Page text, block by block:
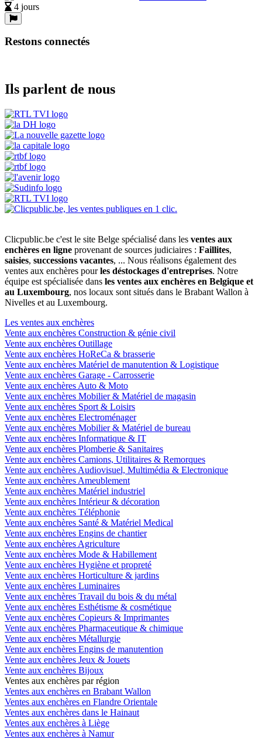
4 jours
Restons connectés
Ils parlent de nous
Clicpublic.be c'est le site Belge spécialisé dans les ventes aux
enchères en ligne provenant de sources judiciaires : Faillites,
saisies, successions vacantes, ... Nous réalisons également des
ventes aux enchères pourles déstockages d'entreprises. Notre
équipe est spécialisée dans les ventes aux enchères en Belgique et
au Luxembourg, nos locaux sont situés dans le Brabant Wallon à
Nivelles et au Luxembourg.
Les ventes aux enchères
Vente aux enchères Construction & génie civil
Vente aux enchères Outillage
Vente aux enchères HoReCa & brasserie
Vente aux enchères Matériel de manutention & Logistique
Vente aux enchères Garage - Carrosserie
Vente aux enchères Auto & Moto
Vente aux enchères Mobilier & Matériel de magasin
Vente aux enchères Sport & Loisirs
Vente aux enchères Electroménager
Vente aux enchères Mobilier & Matériel de bureau
Vente aux enchères Informatique & IT
Vente aux enchères Plomberie & Sanitaires
Vente aux enchères Camions, Utilitaires & Remorques
Vente aux enchères Audiovisuel, Multimédia & Electronique
Vente aux enchères Ameublement
Vente aux enchères Matériel industriel
Vente aux enchères Intérieur & décoration
Vente aux enchères Téléphonie
Vente aux enchères Santé & Matériel Medical
Vente aux enchères Engins de chantier
Vente aux enchères Agriculture
Vente aux enchères Mode & Habillement
Vente aux enchères Hygiène et propreté
Vente aux enchères Horticulture & jardins
Vente aux enchères Luminaires
Vente aux enchères Travail du bois & du métal
Vente aux enchères Esthétisme & cosmétique
Vente aux enchères Copieurs & Imprimantes
Vente aux enchères Pharmaceutique & chimique
Vente aux enchères Métallurgie
Vente aux enchères Engins de manutention
Vente aux enchères Jeux & Jouets
Vente aux enchères Bijoux
Ventes aux enchères par région
Ventes aux enchères en Brabant Wallon
Ventes aux enchères en Flandre Orientale
Ventes aux enchères dans le Hainaut
Ventes aux enchères à Liège
Ventes aux enchères à Namur